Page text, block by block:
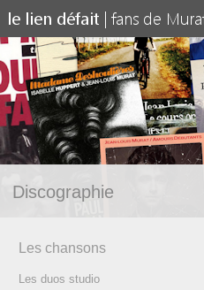
Discographie
Les chansons
Les duos studio